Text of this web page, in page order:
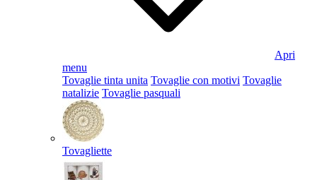
Apri
menu
Tovaglie tinta unita Tovaglie con motivi Tovaglie
natalizie Tovaglie pasquali
Tovagliette